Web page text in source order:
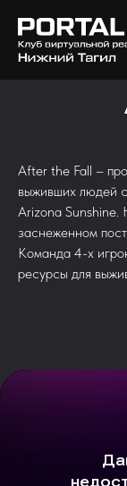
After the Fall –
выживших людей
Arizona Sunshine.
заснеженном
Команда 4-х
ресурсы для